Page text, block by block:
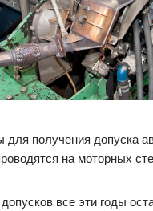
для получения допуска
на моторных
все эти годы